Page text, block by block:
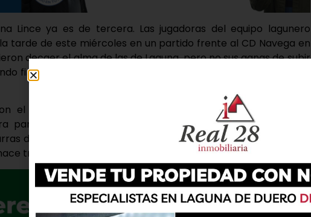
Lince ya es de tercera. Las jugadoras del equipo lagunero
tarde de este miércoles en un partido frente al CD Navega en
decaer el alma de las de Laguna, pero no sus ganas de subir
finalmente el encuentro con un 3-1 que daba la victoria para
el marcador en el minuto 32, manteniéndose ganadoras
parte del partido, sin embargo, en el segundo tiempo las
de lince y firmaron el empate en el minuto 67 con el gol de
tras la falta de Paula a la guardameta rival.